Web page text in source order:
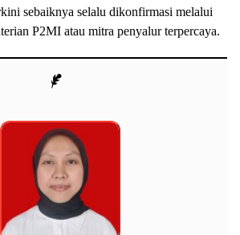
sebaiknya selalu dikonfirmasi melalui
P2MI atau mitra penyalur terpercaya.